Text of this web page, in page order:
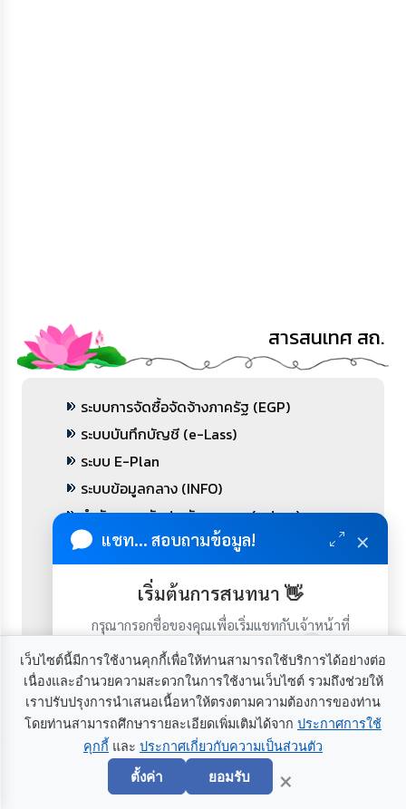
สารสนเทศ สถ.
ระบบการจัดซื้อจัดจ้างภาครัฐ (EGP)
ระบบบันทึกบัญชี (e-Lass)
ระบบ E-Plan
ระบบข้อมูลกลาง (INFO)
สำนักงานหลักประกันสุขภาพ (สปสช.)
ระบบแบบฟอร์มอิเล็กทรอนิกส์ (e-Report)
ระบบเบี้ยยังชีพ (Welfare)
ระบบการศึกษาท้องถิ่น (SIS)
ระบบศูนย์เด็กเล็กท้องถิ่น (CCIS)
ระบบเลือกตั้ง อปท. (ELE)
ระบบฝากข่าวของ อปท.
หน่วยงาน สถ.
เว็บไซต์นี้มีการใช้งานคุกกี้เพื่อให้ท่านสามารถใช้บริการได้อย่างต่อ
เนื่องและอำนวยความสะดวกในการใช้งานเว็บไซต์ รวมถึงช่วยให้
เราปรับปรุงการนำเสนอเนื้อหาให้ตรงตามความต้องการของท่าน
โดยท่านสามารถศึกษารายละเอียดเพิ่มเติมได้จาก ประกาศการใช้
คุกกี้ และ ประกาศเกี่ยวกับความเป็นส่วนตัว
ตั้งค่า ยอมรับ ×
แชท... สอบถามข้อมูล! ×
เริ่มต้นการสนทนา 👋
กรุณากรอกชื่อของคุณเพื่อเริ่มแชทกับเจ้าหน้าที่
เริ่มแชท